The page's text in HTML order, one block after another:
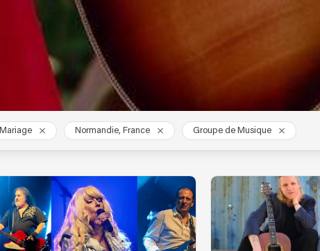
Mariage Normandie, France Groupe de Musique